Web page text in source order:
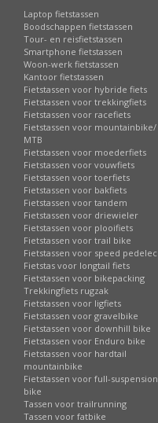
Laptop fietstassen
Boodschappen fietstassen
Tour- en reisfietstassen
Smartphone fietstassen
Woon-werk fietstassen
Kantoor fietstassen
Fietstassen voor hybride fiets
Fietstassen voor trekkingfiets
Fietstassen voor racefiets
Fietstassen voor mountainbike/
MTB
Fietstassen voor moederfiets
Fietstassen voor vouwfiets
Fietstassen voor toerfiets
Fietstassen voor bakfiets
Fietstassen voor tandem
Fietstassen voor driewieler
Fietstassen voor plooifiets
Fietstassen voor trail bike
Fietstassen voor speed pedelec
Fietstas voor longtail fiets
Fietstassen voor bikepacking
Trekkingfiets rugzak
Fietstassen voor ligfiets
Fietstassen voor gravelbike
Fietstassen voor downhill bike
Fietstassen voor Enduro bike
Fietstassen voor hardtail
mountainbike
Fietstassen voor full-suspension
bike
Tassen voor trailrunning
Tassen voor fatbike